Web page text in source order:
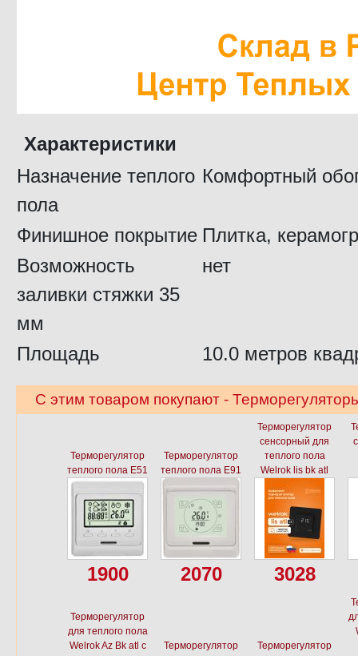
Характеристики
Назначение теплого
пола
Комфортный
Финишное покрытие Плитка,
Возможность
заливки стяжки 35
мм
нет
Площадь 10.0 метров
С этим товаром покупают -
Терморегулятор
теплого пола E51
1900
Терморегулятор
теплого пола E91
2070
Терморегулятор
сенсорный для
теплого пола
Welrok lis bk atl
3028
Терморегулятор
для теплого пола
Welrok Az Bk atl с
Терморегулятор
Терморегулятор